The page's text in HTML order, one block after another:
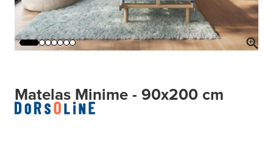
Matelas Minime - 90x200 cm